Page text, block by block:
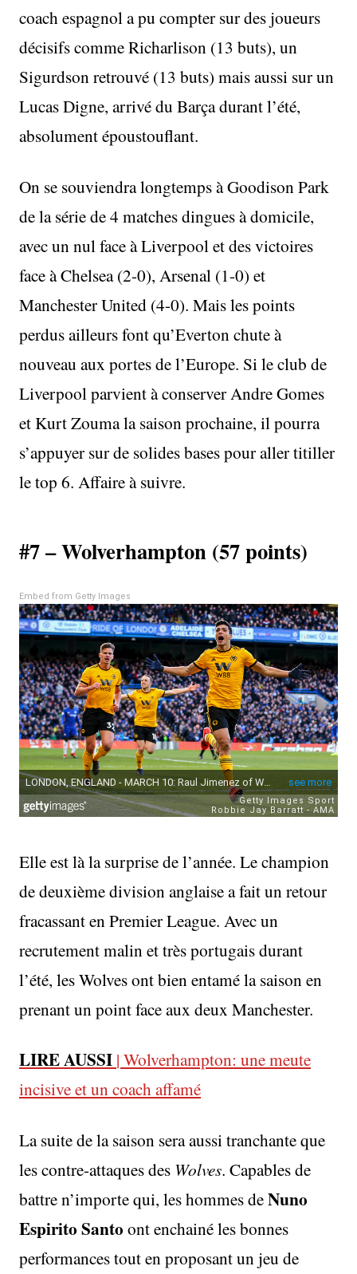
coach espagnol a pu compter sur des joueurs
décisifs comme Richarlison (13 buts), un
Sigurdson retrouvé (13 buts) mais aussi sur un
Lucas Digne, arrivé du Barça durant l’été,
absolument époustouflant.
On se souviendra longtemps à Goodison Park
de la série de 4 matches dingues à domicile,
avec un nul face à Liverpool et des victoires
face à Chelsea (2-0), Arsenal (1-0) et
Manchester United (4-0). Mais les points
perdus ailleurs font qu’Everton chute à
nouveau aux portes de l’Europe. Si le club de
Liverpool parvient à conserver Andre Gomes
et Kurt Zouma la saison prochaine, il pourra
s’appuyer sur de solides bases pour aller titiller
le top 6. Affaire à suivre.
#7 – Wolverhampton (57 points)
Embed from Getty Images
Elle est là la surprise de l’année. Le champion
de deuxième division anglaise a fait un retour
fracassant en Premier League. Avec un
recrutement malin et très portugais durant
l’été, les Wolves ont bien entamé la saison en
prenant un point face aux deux Manchester.
LIRE AUSSI | Wolverhampton: une meute
incisive et un coach affamé
La suite de la saison sera aussi tranchante que
les contre-attaques des Wolves. Capables de
battre n’importe qui, les hommes deNuno
Espirito Santo ont enchainé les bonnes
performances tout en proposant un jeu de